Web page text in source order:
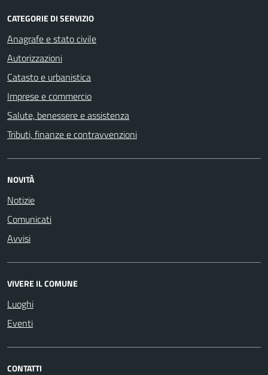
CATEGORIE DI SERVIZIO
Anagrafe e stato civile
Autorizzazioni
Catasto e urbanistica
Imprese e commercio
Salute, benessere e assistenza
Tributi, finanze e contravvenzioni
NOVITÀ
Notizie
Comunicati
Avvisi
VIVERE IL COMUNE
Luoghi
Eventi
CONTATTI